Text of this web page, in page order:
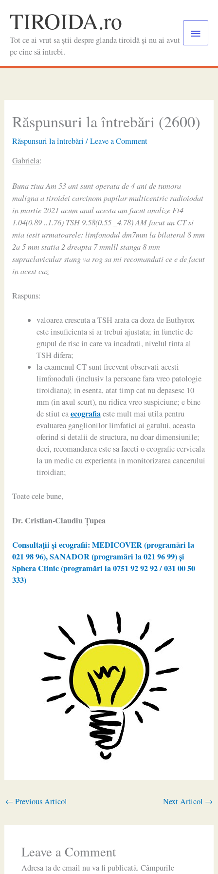
contentTIROIDA.ro
Tot ce ai vrut sa știi despre glanda tiroidă și nu ai avut
pe cine să întrebi.
Main
Răspunsuri la întrebări (2600)
Răspunsuri la întrebări /Leave a Comment
Gabriela:
Buna ziua Am 53 ani sunt operata de 4 ani de tumora
maligna a tiroidei carcinom papilar multicentric radioiodat
in martie 2021 acum anul acesta am facut analize Ft4
1.04(0.89 ..1.76) TSH 9.58(0.55 _4.78) AM facut un CT si
mia iesit urmatoarele: limfonodul dm7mm la bilateral 8 mm
2a 5 mm statia 2 dreapta 7 mmlll stanga 8 mm
supraclavicular stang va rog sa mi recomandati ce e de facut
in acest caz
Raspuns:
valoarea crescuta a TSH arata ca doza de Euthyrox
este insuficienta si ar trebui ajustata; in functie de
grupul de risc in care va incadrati, nivelul tinta al
TSH difera;
la examenul CT sunt frecvent observati acesti
limfonoduli (inclusiv la persoane fara vreo patologie
tiroidiana); in esenta, atat timp cat nu depasesc 10
mm (in axul scurt), nu ridica vreo suspiciune; e bine
de stiut caecografiaeste mult mai utila pentru
evaluarea ganglionilor limfatici ai gatului, aceasta
oferind si detalii de structura, nu doar dimensiunile;
deci, recomandarea este sa faceti o ecografie cervicala
la un medic cu experienta in monitorizarea cancerului
tiroidian;
Toate cele bune,
Dr. Cristian-Claudiu Ţupea
Consultații și ecografii: MEDICOVER (programări la
021 98 96), SANADOR (programări la 021 96 99) și
Sphera Clinic (programări la 0751 92 92 92 / 031 00 50
333)
← Previous Articol Next Articol →
Leave a Comment
Adresa ta de email nu va fi publicată. Câmpurile